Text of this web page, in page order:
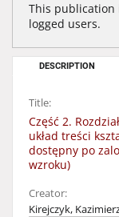
This publication
logged users.
DESCRIPTION
Title:
Część 2.
układ treści
dostępny po
wzroku)
Creator:
Kirejczyk,